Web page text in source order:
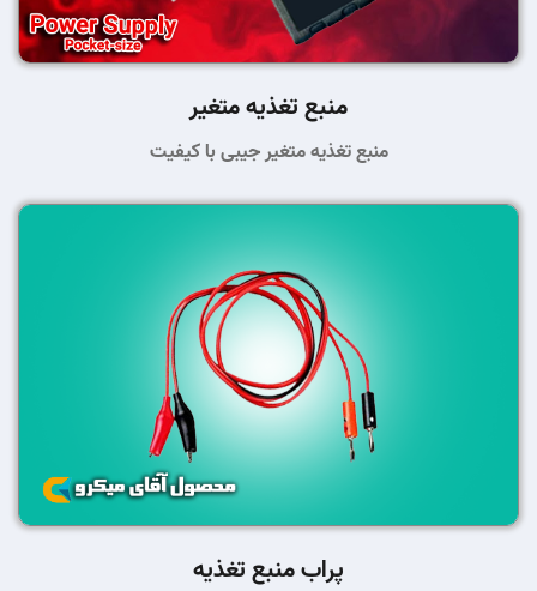
منبع تغذیه متغیر
منبع تغذیه متغیر جیبی با کیفیت
پراب منبع تغذیه